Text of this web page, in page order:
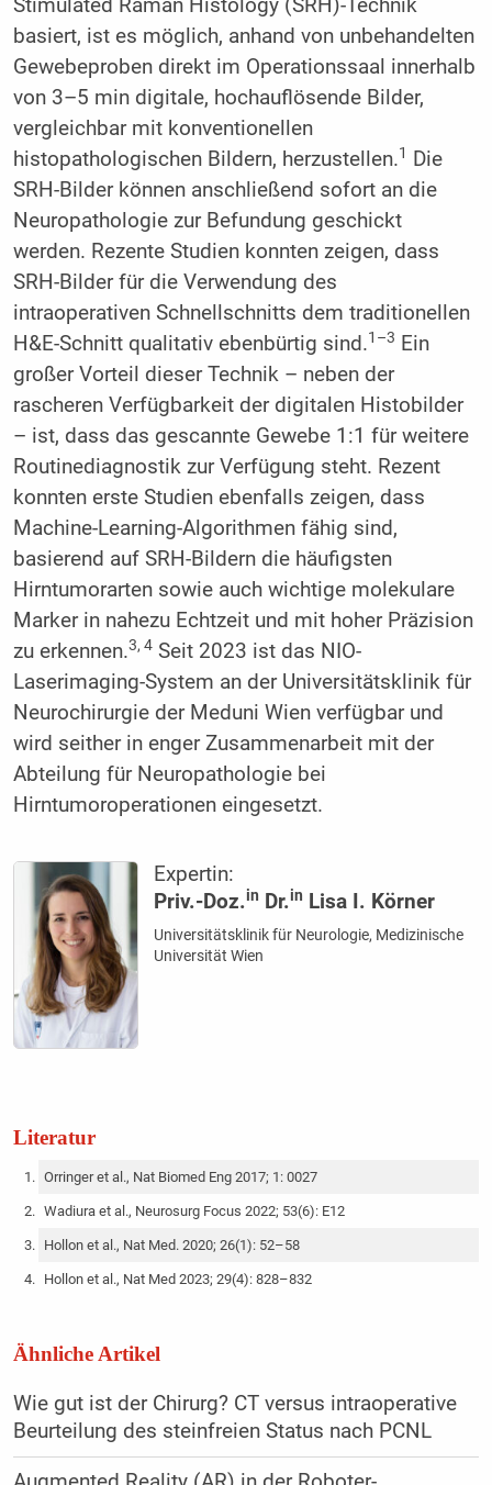
Stimulated Raman Histology (SRH)-Technik
basiert, ist es möglich, anhand von unbehandelten
Gewebeproben direkt im Operationssaal innerhalb
von 3–5 min digitale, hochauflösende Bilder,
vergleichbar mit konventionellen
histopathologischen Bildern, herzustellen.1
Die
SRH-Bilder können anschließend sofort an die
Neuropathologie zur Befundung geschickt
werden. Rezente Studien konnten zeigen, dass
SRH-Bilder für die Verwendung des
intraoperativen Schnellschnitts dem traditionellen
H&E-Schnitt qualitativ ebenbürtig sind.1–3 Ein
großer Vorteil dieser Technik – neben der
rascheren Verfügbarkeit der digitalen Histobilder
– ist, dass das gescannte Gewebe 1:1 für weitere
Routinediagnostik zur Verfügung steht. Rezent
konnten erste Studien ebenfalls zeigen, dass
Machine-Learning-Algorithmen fähig sind,
basierend auf SRH-Bildern die häufigsten
Hirntumorarten sowie auch wichtige molekulare
Marker in nahezu Echtzeit und mit hoher Präzision
zu erkennen.3, 4Seit 2023 ist das NIO-
Laserimaging-System an der Universitätsklinik für
Neurochirurgie der Meduni Wien verfügbar und
wird seither in enger Zusammenarbeit mit der
Abteilung für Neuropathologie bei
Hirntumoroperationen eingesetzt.
Expertin:
Priv.-Doz.in Dr.in Lisa I. Körner
Universitätsklinik für Neurologie, Medizinische
Universität Wien
Literatur
Orringer et al., Nat Biomed Eng 2017; 1: 0027
Wadiura et al., Neurosurg Focus 2022; 53(6): E12
Hollon et al., Nat Med. 2020; 26(1): 52–58
Hollon et al., Nat Med 2023; 29(4): 828–832
Ähnliche Artikel
Wie gut ist der Chirurg? CT versus intraoperative
Beurteilung des steinfreien Status nach PCNL